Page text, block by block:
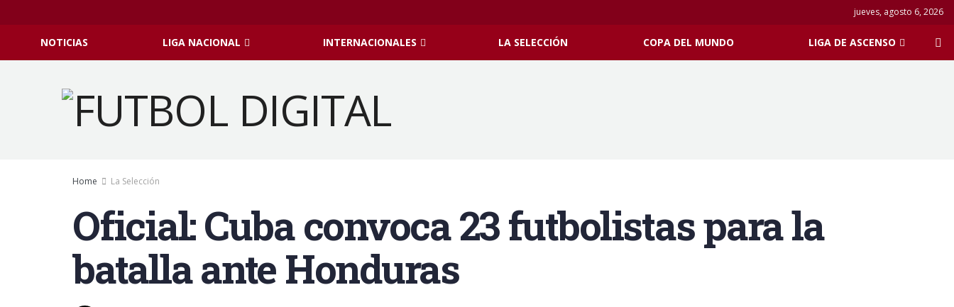
jueves, agosto 6, 2026
NOTICIAS LIGA NACIONAL INTERNACIONALES LA SELECCIÓN COPA DEL MUNDO LIGA DE ASCENSO
Home La Selección
Oficial: Cuba convoca 23 futbolistas para la
batalla ante Honduras